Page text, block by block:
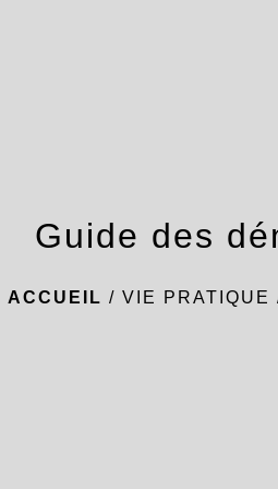
Guide des
ACCUEIL / VIE PRATIQUE